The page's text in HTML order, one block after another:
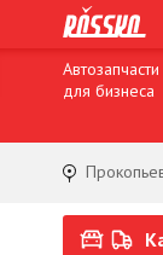
Автозапчасти
для бизнеса